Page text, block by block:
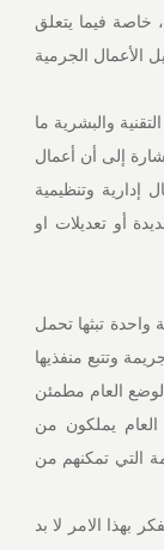
خاصة فيما يتعلق
الأعمال الجرمية
والبشرية ما
إلى أن أعمال
إدارية وتنظيمية
أو تعديلات او
واحدة تبثها تحمل
وتتبع منفذيها
العام مطمئن
يملكون من
التي تمكنهم من
بهذا الامر لا بد